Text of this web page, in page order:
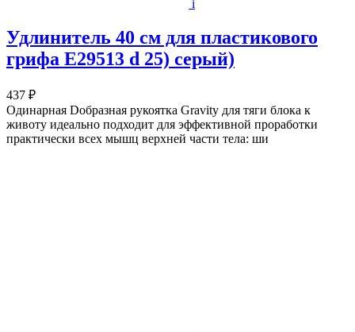
i
Удлинитель 40 см для пластикового
грифа E29513 d 25) серый)
437 ₽
Одинарная Dобразная рукоятка Gravity для тяги блока к
животу идеально подходит для эффективной проработки
практически всех мышц верхней части тела: ши